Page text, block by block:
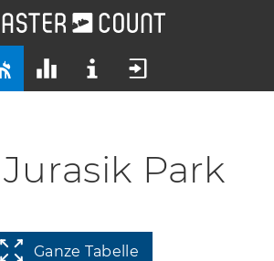
Jurasik Park
Ganze Tabelle